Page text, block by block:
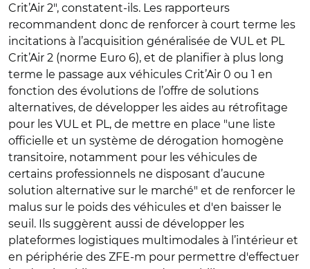
Crit’Air 2", constatent-ils. Les rapporteurs
recommandent donc de renforcer à court terme les
incitations à l’acquisition généralisée de VUL et PL
Crit’Air 2 (norme Euro 6), et de planifier à plus long
terme le passage aux véhicules Crit’Air 0 ou 1 en
fonction des évolutions de l’offre de solutions
alternatives, de développer les aides au rétrofitage
pour les VUL et PL, de mettre en place "une liste
officielle et un système de dérogation homogène
transitoire, notamment pour les véhicules de
certains professionnels ne disposant d’aucune
solution alternative sur le marché" et de renforcer le
malus sur le poids des véhicules et d'en baisser le
seuil. Ils suggèrent aussi de développer les
plateformes logistiques multimodales à l’intérieur et
en périphérie des ZFE-m pour permettre d'effectuer